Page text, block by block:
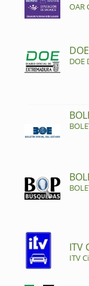
OAR
DOE
ITV
ITV